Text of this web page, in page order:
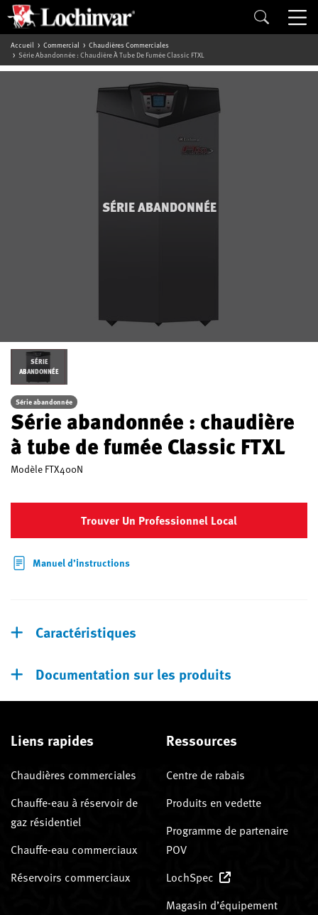
Accueil Commercial
Chaudières Commerciales
Série Abandonnée : Chaudière À Tube De Fumée Classic FTXL
SÉRIE ABANDONNÉE
SÉRIE
ABANDONNÉE
Série abandonnée
Série abandonnée : chaudière
à tube de fumée Classic FTXL
ModèleFTX400N
Trouver Un Professionnel Local
Manuel d’instructions
Caractéristiques
Documentation sur les produits
Liens rapides
Chaudières commerciales
Chauffe-eau à réservoir de
gaz résidentiel
Chauffe-eau commerciaux
Réservoirs commerciaux
Ressources
Centre de rabais
Produits en vedette
Programme de partenaire
POV
LochSpec
Magasin d’équipement